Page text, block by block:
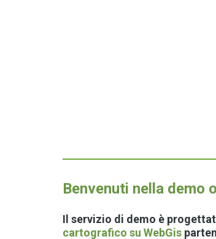
Benvenuti nella demo
Il servizio di demo è
cartografico su WebGis